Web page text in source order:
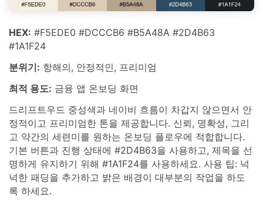
HEX: #F5EDE0 #DCCCB6 #B5A48A #2D4B63
#1A1F24
분위기: 항해의, 안정적인, 프리미엄
최적 용도: 금융 앱 온보딩 화면
드리프트우드 중성색과 네이비 흐름이 차갑지 않으면서 안
정적이고 프리미엄한 톤을 제공합니다. 신뢰, 명확성, 그리
고 약간의 세련미를 원하는 온보딩 플로우에 적합합니다.
기본 버튼과 진행 상태에 #2D4B63을 사용하고, 제목을 선
명하게 유지하기 위해 #1A1F24를 사용하세요. 사용 팁: 넉
넉한 패딩을 추가하고 밝은 배경이 대부분의 작업을 하도
록 하세요.